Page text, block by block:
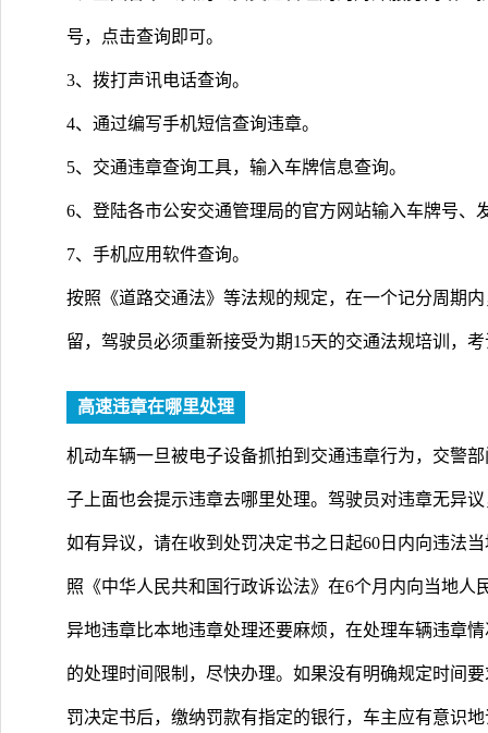
号，点击查询即可。
3、拨打声讯电话查询。
4、通过编写手机短信查询违章。
5、交通违章查询工具，输入车牌信息查询。
6、登陆各市公安交通管理局的官方网站输入车牌号、
7、手机应用软件查询。
按照《道路交通法》等法规的规定，在一个记分周期
留，驾驶员必须重新接受为期15天的交通法规培训，
高速违章在哪里处理
机动车辆一旦被电子设备抓拍到交通违章行为，交警
子上面也会提示违章去哪里处理。驾驶员对违章无异
如有异议，请在收到处罚决定书之日起60日内向违法
照《中华人民共和国行政诉讼法》在6个月内向当地人
异地违章比本地违章处理还要麻烦，在处理车辆违章
的处理时间限制，尽快办理。如果没有明确规定时间
罚决定书后，缴纳罚款有指定的银行，车主应有意识